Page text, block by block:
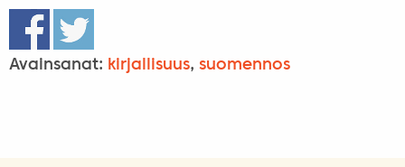
Avainsanat: kirjallisuus, suomennos